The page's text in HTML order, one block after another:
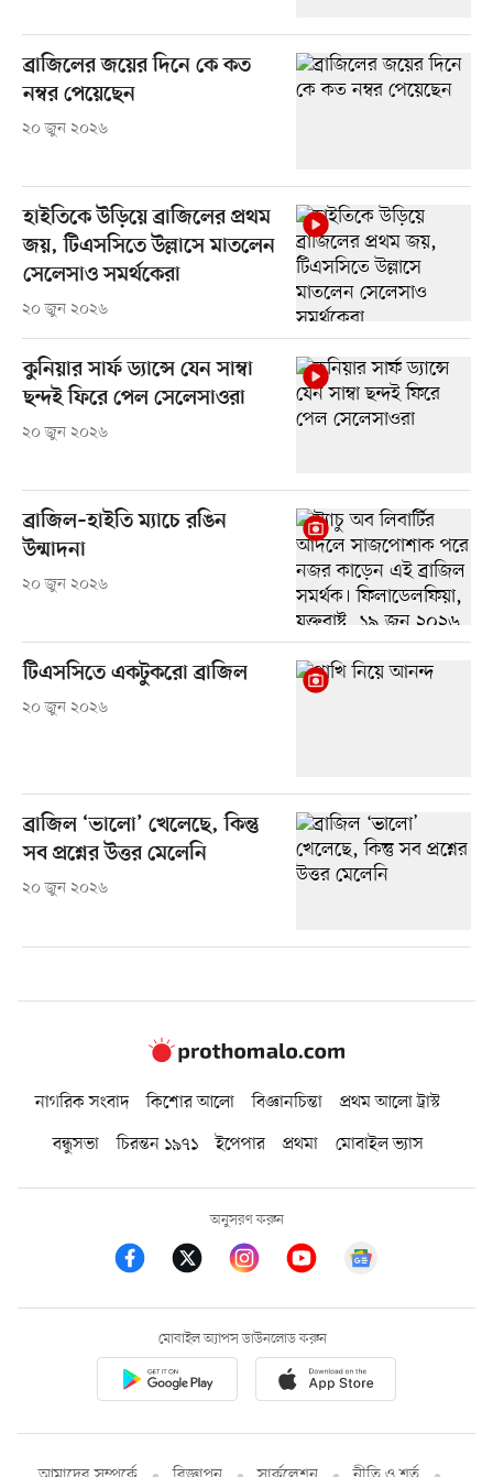
ব্রাজিলের জয়ের দিনে কে কত
নম্বর পেয়েছেন
২০ জুন ২০২৬
হাইতিকে উড়িয়ে ব্রাজিলের প্রথম
জয়, টিএসসিতে উল্লাসে মাতলেন
সেলেসাও সমর্থকেরা
২০ জুন ২০২৬
কুনিয়ার সার্ফ ড্যান্সে যেন সাম্বা
ছন্দই ফিরে পেল সেলেসাওরা
২০ জুন ২০২৬
ব্রাজিল–হাইতি ম্যাচে রঙিন
উন্মাদনা
২০ জুন ২০২৬
টিএসসিতে একটুকরো ব্রাজিল
২০ জুন ২০২৬
ব্রাজিল ‘ভালো’ খেলেছে, কিন্তু
সব প্রশ্নের উত্তর মেলেনি
২০ জুন ২০২৬
নাগরিক সংবাদ কিশোর আলো বিজ্ঞানচিন্তা
প্রথম আলো ট্রাস্ট
বন্ধুসভা
চিরন্তন ১৯৭১ ইপেপার প্রথমা মোবাইল ভ্যাস
অনুসরণ করুন
মোবাইল অ্যাপস ডাউনলোড করুন